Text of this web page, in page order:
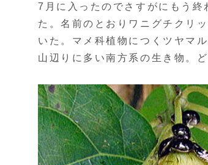
7月に入ったのでさすがにもう
た。名前のとおりワニグチクリ
いた。マメ科植物につくツヤマ
山辺りに多い南方系の生き物。